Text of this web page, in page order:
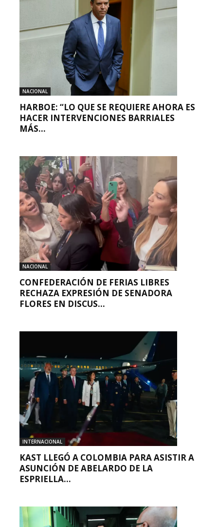
NACIONAL
HARBOE: “LO QUE SE REQUIERE AHORA ES
HACER INTERVENCIONES BARRIALES
MÁS...
NACIONAL
CONFEDERACIÓN DE FERIAS LIBRES
RECHAZA EXPRESIÓN DE SENADORA
FLORES EN DISCUS...
INTERNACIONAL
KAST LLEGÓ A COLOMBIA PARA ASISTIR A
ASUNCIÓN DE ABELARDO DE LA
ESPRIELLA...